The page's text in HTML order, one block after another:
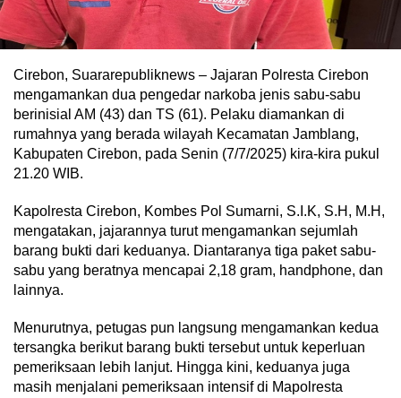
Cirebon, Suararepubliknews – Jajaran Polresta Cirebon
mengamankan dua pengedar narkoba jenis sabu-sabu
berinisial AM (43) dan TS (61). Pelaku diamankan di
rumahnya yang berada wilayah Kecamatan Jamblang,
Kabupaten Cirebon, pada Senin (7/7/2025) kira-kira pukul
21.20 WIB.
Kapolresta Cirebon, Kombes Pol Sumarni, S.I.K, S.H, M.H,
mengatakan, jajarannya turut mengamankan sejumlah
barang bukti dari keduanya. Diantaranya tiga paket sabu-
sabu yang beratnya mencapai 2,18 gram, handphone, dan
lainnya.
Menurutnya, petugas pun langsung mengamankan kedua
tersangka berikut barang bukti tersebut untuk keperluan
pemeriksaan lebih lanjut. Hingga kini, keduanya juga
masih menjalani pemeriksaan intensif di Mapolresta